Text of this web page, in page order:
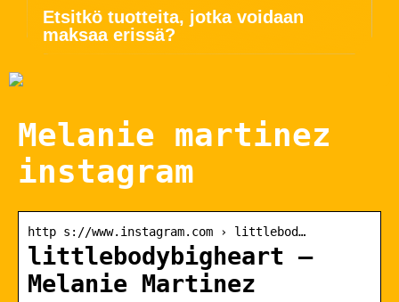
Etsitkö tuotteita, jotka voidaan
maksaa erissä?
Melanie martinez
instagram
http s://www.instagram.com › littlebod…
littlebodybigheart –
Melanie Martinez